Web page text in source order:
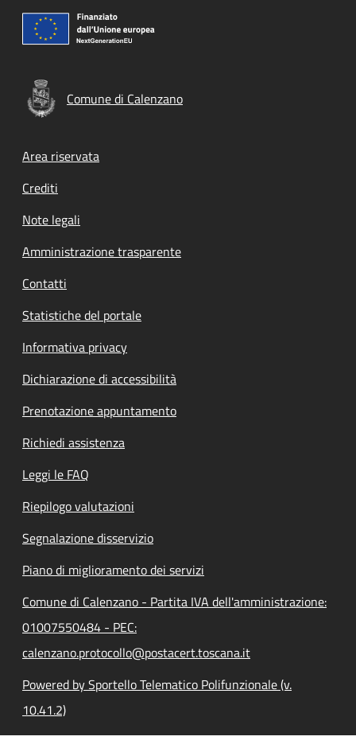
Comune di Calenzano
Footer menu
Area riservata
Crediti
Note legali
Amministrazione trasparente
Contatti
Statistiche del portale
Informativa privacy
Dichiarazione di accessibilità
Prenotazione appuntamento
Richiedi assistenza
Leggi le FAQ
Riepilogo valutazioni
Segnalazione disservizio
Piano di miglioramento dei servizi
Comune di Calenzano - Partita IVA dell'amministrazione:
01007550484 - PEC:
calenzano.protocollo@postacert.toscana.it
Powered by Sportello Telematico Polifunzionale (v.
10.41.2)